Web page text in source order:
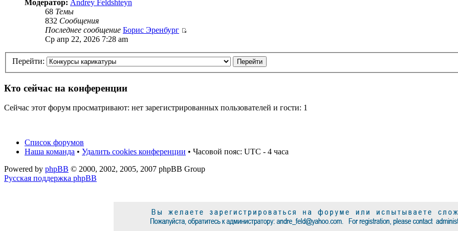
Модератор: Andrey Feldshteyn
68 Темы
832 Сообщения
Последнее сообщение Борис Эренбург
Ср апр 22, 2026 7:28 am
Перейти:
Кто сейчас на конференции
Сейчас этот форум просматривают: нет зарегистрированных пользователей и гости: 1
Список форумов
Наша команда • Удалить cookies конференции • Часовой пояс: UTC - 4 часа
Powered by phpBB © 2000, 2002, 2005, 2007 phpBB Group
Русская поддержка phpBB